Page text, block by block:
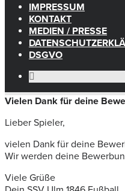
IMPRESSUM
KONTAKT
MEDIEN / PRESSE
DSGVO
Vielen Dank für deine
Lieber Spieler,
vielen Dank für deine
Wir werden deine
Viele Grüße